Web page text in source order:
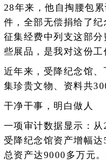
28年来，他自掏腰包
件，全部无偿捐给了
征集经费中列支这部
些展品，是我对这份工
近年来，受降纪念馆
集珍贵文物、资料共
干净干事，明白做人
一项审计数据显示：
受降纪念馆资产增幅达
总资产达9000多万元